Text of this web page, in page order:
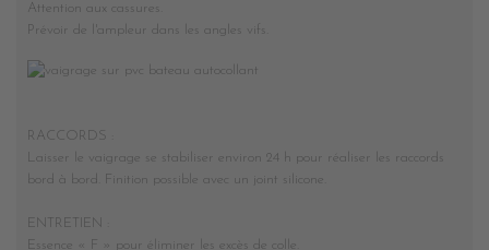
Attention aux cassures.
Prévoir de l'ampleur dans les angles vifs.
RACCORDS :
Laisser le vaigrage se stabiliser environ 24 h pour réaliser les raccords
bord à bord. Finition possible avec un joint silicone.
ENTRETIEN :
Essence « F » pour éliminer les excès de colle.